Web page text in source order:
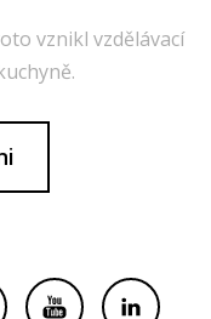
vznikl vzdělávací